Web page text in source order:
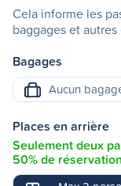
Cela informe les
baggages et
Bagages
Aucun
Places en arrière
Seulement deux
50% de